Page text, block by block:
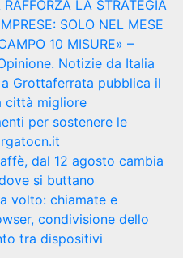
LA STRATEGIA
SOLO NEL MESE
10 MISURE» –
Notizie da Italia
Grottaferrata pubblica il
città migliore
per sostenere le
dal 12 agosto cambia
si buttano
volto: chiamate e
condivisione dello
tra dispositivi